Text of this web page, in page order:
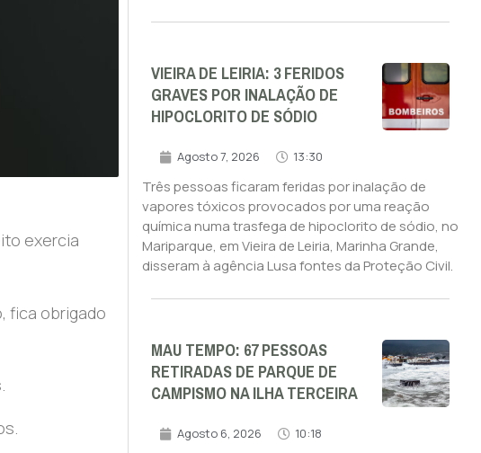
exercia
fica obrigado
VIEIRA DE LEIRIA: 3 FERIDOS
GRAVES POR INALAÇÃO DE
HIPOCLORITO DE SÓDIO
Agosto 7, 2026 13:30
Três pessoas ficaram feridas por inalação de
vapores tóxicos provocados por uma reação
química numa trasfega de hipoclorito de sódio, no
Mariparque, em Vieira de Leiria, Marinha Grande,
disseram à agência Lusa fontes da Proteção Civil.
MAU TEMPO: 67 PESSOAS
RETIRADAS DE PARQUE DE
CAMPISMO NA ILHA TERCEIRA
Agosto 6, 2026 10:18